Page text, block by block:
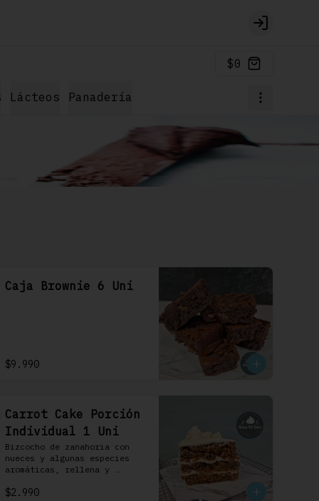
Login
$0
Lácteos Panadería
Caja Brownie 6 Uni
$9.990
Carrot Cake Porción
Individual 1 Uni
Bizcocho de zanahoria con
nueces y algunas especies
aromáticas, rellena y
queso de crema.
$2.990